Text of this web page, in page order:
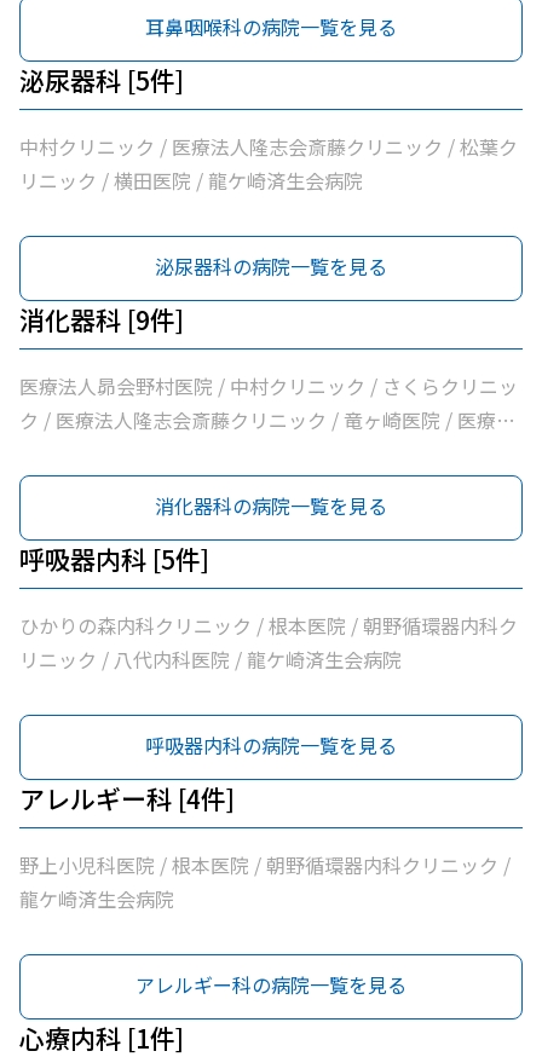
耳鼻咽喉科の病院一覧を見る
泌尿器科 [5件]
中村クリニック / 医療法人隆志会斎藤クリニック / 松葉ク
リニック / 横田医院 / 龍ケ崎済生会病院
泌尿器科の病院一覧を見る
消化器科 [9件]
医療法人昴会野村医院 / 中村クリニック / さくらクリニッ
ク / 医療法人隆志会斎藤クリニック / 竜ヶ崎医院 / 医療法
循環器科 / 龍ケ崎済生会病院 / うちだ医院
消化器科の病院一覧を見る
呼吸器内科 [5件]
ひかりの森内科クリニック / 根本医院 / 朝野循環器内科ク
リニック / 八代内科医院 / 龍ケ崎済生会病院
呼吸器内科の病院一覧を見る
アレルギー科 [4件]
野上小児科医院 / 根本医院 / 朝野循環器内科クリニック /
龍ケ崎済生会病院
アレルギー科の病院一覧を見る
心療内科 [1件]